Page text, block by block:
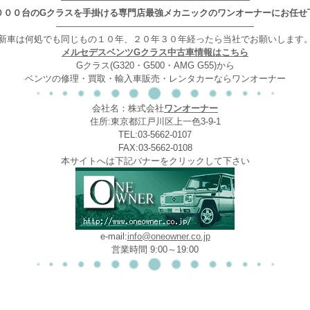
００台のGクラスを手掛ける専門店最強メカニックのワンオーナーにお任せ
——————————————————————
車は何処でも同じもの１０年、２０年３０年経ったら当社でお願いします。
メルセデスベンツGクラス中古車情報はこちら
Gクラス(G320・G500・AMG G55)から
ベンツの修理・買取・輸入車販売・レンタカーならワンオーナー
会社名：株式会社ワンオーナー
住所:東京都江戸川区上一色3-9-1
TEL:03-5662-0107
FAX:03-5662-0108
本サイトへは下記バナーをクリックして下さい
e-mail:info@oneowner.co.jp
営業時間 9:00～19:00